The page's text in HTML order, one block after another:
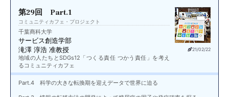
21/02/22
第29回 Part.1
コミュニティカフェ・プロジェクト
千葉商科大学
サービス創造学部
滝澤 淳浩 准教授
地域の人たちとSDGs12「つくる責任 つかう責任」を考え
るコミュニティカフェ
Part.4 科学の大きな転換期を迎えデータで世界に迫る